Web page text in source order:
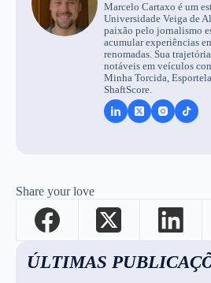
Marcelo Cartaxo é um
Universidade Veiga de
paixão pelo jornalismo
acumular experiências
renomadas. Sua
notáveis em veículos
Minha Torcida,
ShaftScore.
Share your love
ÚLTIMAS